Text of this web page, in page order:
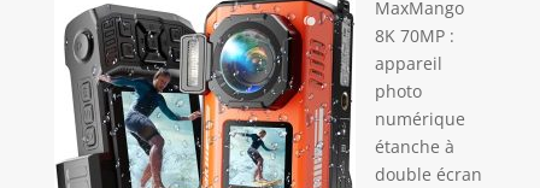
MaxMango
8K 70MP :
appareil
photo
numérique
étanche à
double écran